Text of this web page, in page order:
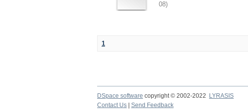
08)
1
DSpace software copyright © 2002-2022 LYRASIS
Contact Us
Send Feedback